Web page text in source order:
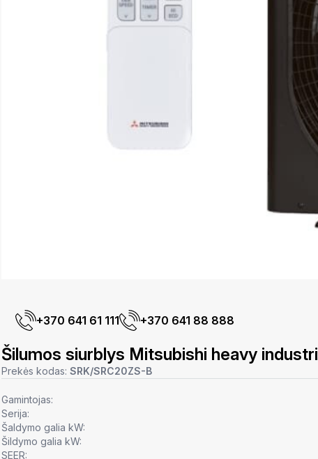
+370 641 61 111 +370 641 88 888
Šilumos siurblys Mitsubishi heavy
Prekės kodas: SRK/SRC20ZS-B
Gamintojas:
Serija:
Šaldymo galia kW:
Šildymo galia kW:
SEER: